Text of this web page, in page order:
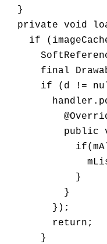
  }
private void
if
final
if (d !=
public
            }
          }
        });
        return;
      }